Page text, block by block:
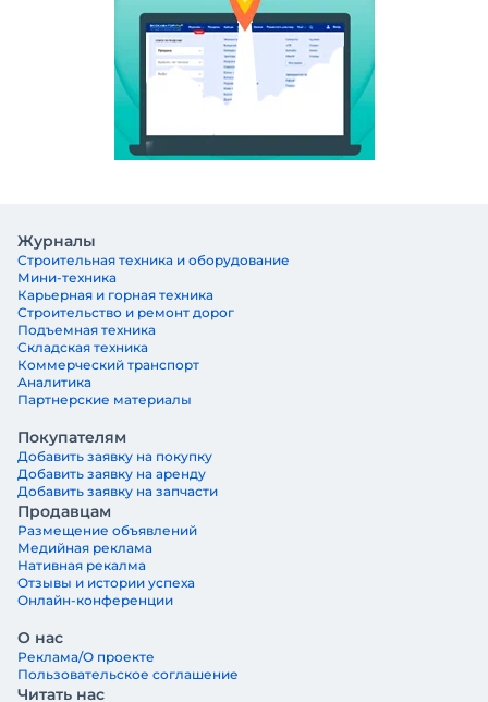
Журналы
Строительная техника и оборудование
Мини-техника
Карьерная и горная техника
Строительство и ремонт дорог
Подъемная техника
Складская техника
Коммерческий транспорт
Аналитика
Партнерские материалы
Покупателям
Добавить заявку на покупку
Добавить заявку на аренду
Добавить заявку на запчасти
Продавцам
Размещение объявлений
Медийная реклама
Нативная рекалма
Отзывы и истории успеха
Онлайн-конференции
О нас
Реклама/О проекте
Пользовательское соглашение
Читать нас